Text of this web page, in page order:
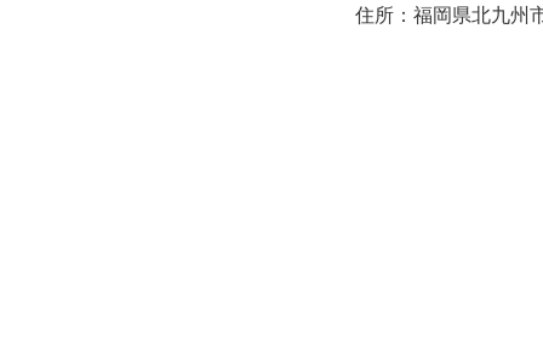
住所：福岡県北九州